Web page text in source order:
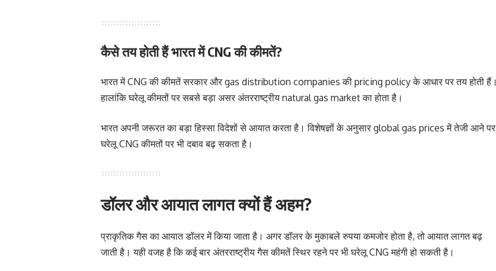
कैसे तय होती हैं भारत में CNG की कीमतें?
भारत में CNG की कीमतें सरकार और gas distribution companies की pricing policy के आधार पर तय होती हैं।
हालांकि घरेलू कीमतों पर सबसे बड़ा असर अंतरराष्ट्रीय natural gas market का होता है।
भारत अपनी जरूरत का बड़ा हिस्सा विदेशों से आयात करता है। विशेषज्ञों के अनुसार global gas prices में तेजी आने पर
घरेलू CNG कीमतों पर भी दबाव बढ़ सकता है।
डॉलर और आयात लागत क्यों हैं अहम?
प्राकृतिक गैस का आयात डॉलर में किया जाता है। अगर डॉलर के मुकाबले रुपया कमजोर होता है, तो आयात लागत बढ़
जाती है। यही वजह है कि कई बार अंतरराष्ट्रीय गैस कीमतें स्थिर रहने पर भी घरेलू CNG महंगी हो सकती है।